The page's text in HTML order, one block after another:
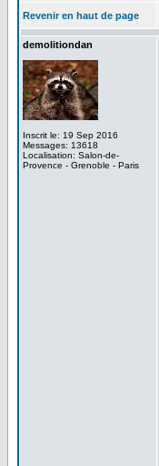
Revenir en haut de page
demolitiondan
Inscrit le: 19 Sep 2016
Messages: 13618
Localisation: Salon-de-
Provence - Grenoble - Paris